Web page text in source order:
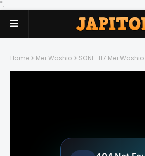
".
Home Mei Washio SONE-117 Mei Washio